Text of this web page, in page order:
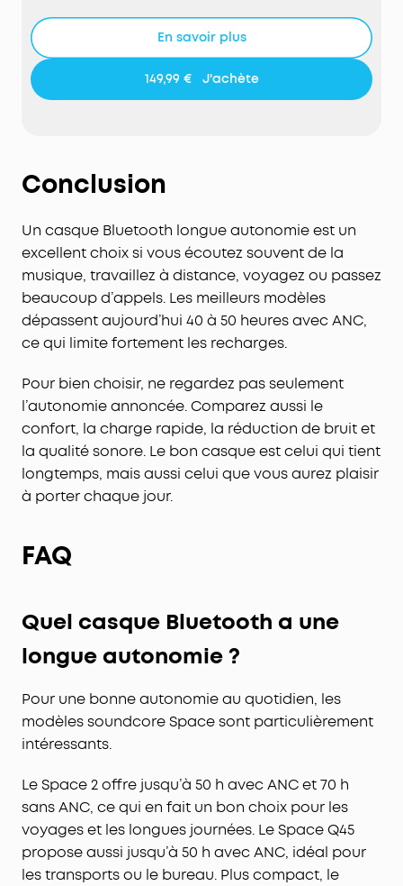
interruption, même avec la réduction de bruit
activée.
Confort de port longue durée
Les coussinets doux et l'arceau ajustable garantissent
compatibilité Hi-Res et LDAC.
Passez facilement d'un appareil à l'autre pour
écouter de la musique ou répondre à vos appels.
En savoir plus
149,99 € J'achète
Conclusion
Un casque Bluetooth longue autonomie est un
excellent choix si vous écoutez souvent de la
musique, travaillez à distance, voyagez ou passez
beaucoup d’appels. Les meilleurs modèles
dépassent aujourd’hui 40 à 50 heures avec ANC,
ce qui limite fortement les recharges.
Pour bien choisir, ne regardez pas seulement
l’autonomie annoncée. Comparez aussi le
confort, la charge rapide, la réduction de bruit et
la qualité sonore. Le bon casque est celui qui tient
longtemps, mais aussi celui que vous aurez plaisir
à porter chaque jour.
FAQ
Quel casque Bluetooth a une
longue autonomie ?
Pour une bonne autonomie au quotidien, les
modèles soundcore Space sont particulièrement
intéressants.
Le Space 2 offre jusqu’à 50 h avec ANC et 70 h
sans ANC, ce qui en fait un bon choix pour les
voyages et les longues journées. Le Space Q45
propose aussi jusqu’à 50 h avec ANC, idéal pour
les transports ou le bureau. Plus compact, le